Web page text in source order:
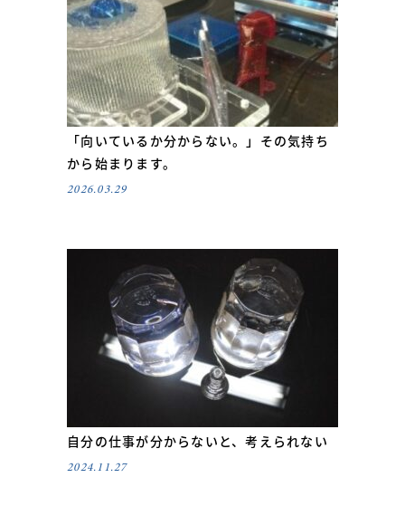
「向いているか分からない。」その気持ち
から始まります。
2026.03.29
自分の仕事が分からないと、考えられない
2024.11.27